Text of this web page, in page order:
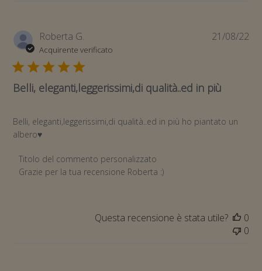
Roberta G.
Acquirente verificato
Belli, eleganti,leggerissimi,di qualità..ed in più
Belli, eleganti,leggerissimi,di qualità..ed in più ho piantato un
albero♥️
Commenti del proprietario del negozio sulla recensione di
Titolo del commento personalizzato
Grazie per la tua recensione Roberta :)
21/08/22
Questa recensione è stata utile?
0
0